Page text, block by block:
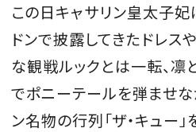
この日キャサリン皇太子妃
ドンで披露してきたドレス
な観戦ルックとは一転、凛
でポニーテールを弾ませな
ン名物の行列「ザ・キュー」